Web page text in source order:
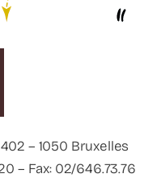
Terminologie
– 1050 Bruxelles
– Fax: 02/646.73.76